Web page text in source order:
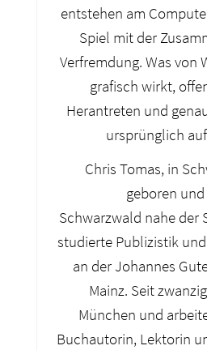
entstehen am
Spiel mit der
Verfremdung. Was von
grafisch wirkt,
Herantreten und
ursprünglich
Chris Tomas, in
geboren
Schwarzwald nahe der
studierte Publizistik
an der Johannes
Mainz. Seit
München und
Buchautorin, Lektorin